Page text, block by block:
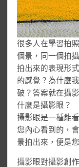
很多人在學習拍
個景，同一個拍
拍出來的表現形
的感覺？為什麼
破？答案就在攝
什麼是攝影眼？
攝影眼是一種能
您內心看到的，
景拍出來，便是
攝影眼對攝影創